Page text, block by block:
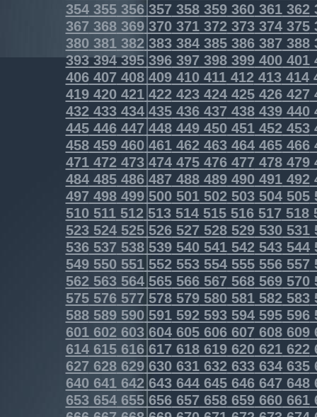
354355356357358359360361362
367 368369370371372373374375
380 381382383384385386387388
393394395396397398399400401
406407408409410411412413414
419420421422423424425426427
432433434435436437438439440
445446447448449450451452453
458459460461462463464465466
471472473474475476477478479
484485486487488489490491492
497498499500501502503504505
510511512513514515516517518
523524525526527528529530531
536537 538539540541542543544
549550551552553554555556557
562563564565566567568569570
575576577578579580581582583
588589590591592593594595596
601602603604605606607608609
614615616617618619620621622
627628629630631632633634635
640641642643644645646647648
653654655656657658659660661